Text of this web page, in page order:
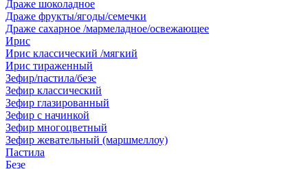
Драже шоколадное
Драже фрукты/ягоды/семечки
Драже сахарное /мармеладное/освежающее
Ирис
Ирис классический /мягкий
Ирис тираженный
Зефир/пастила/безе
Зефир классический
Зефир глазированный
Зефир с начинкой
Зефир многоцветный
Зефир жевательный (маршмеллоу)
Пастила
Безе